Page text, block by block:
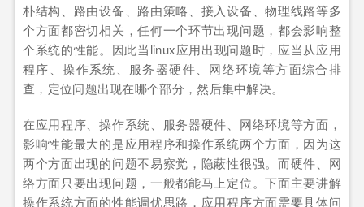
朴结构、路由设备、路由策略、接入设备、物理线路等多
个方面都密切相关，任何一个环节出现问题，都会影响整
个系统的性能。因此当linux应用出现问题时，应当从应用
程序、操作系统、服务器硬件、网络环境等方面综合排
查，定位问题出现在哪个部分，然后集中解决。
在应用程序、操作系统、服务器硬件、网络环境等方面，
影响性能最大的是应用程序和操作系统两个方面，因为这
两个方面出现的问题不易察觉，隐蔽性很强。而硬件、网
络方面只要出现问题，一般都能马上定位。下面主要讲解
操作系统方面的性能调优思路，应用程序方面需要具体问